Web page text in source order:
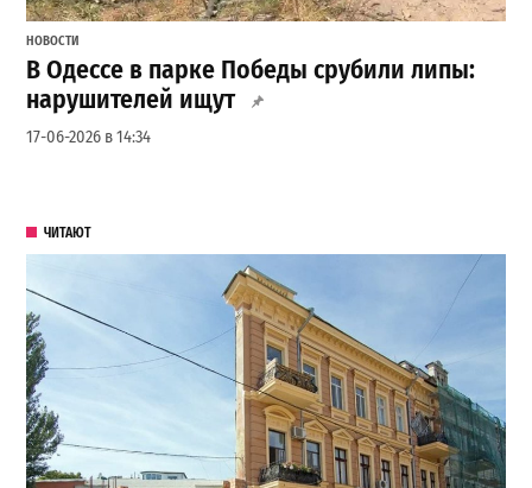
НОВОСТИ
В Одессе в парке Победы срубили липы:
нарушителей ищут
17-06-2026 в 14:34
ЧИТАЮТ